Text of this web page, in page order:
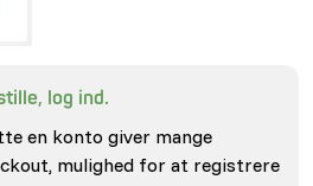
log ind.
en konto giver mange
mulighed for at registrere